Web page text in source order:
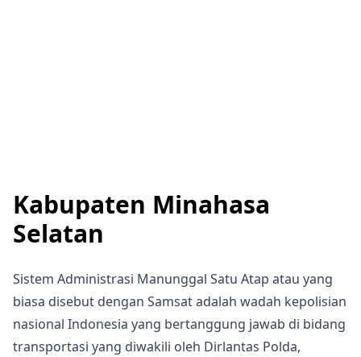
Kabupaten Minahasa
Selatan
Sistem Administrasi Manunggal Satu Atap atau yang
biasa disebut dengan Samsat adalah wadah kepolisian
nasional Indonesia yang bertanggung jawab di bidang
transportasi yang diwakili oleh Dirlantas Polda,